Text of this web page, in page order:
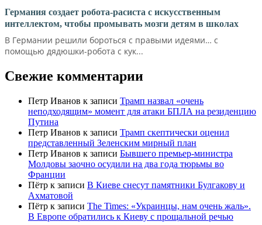
Германия создает робота-расиста с искусственным
интеллектом, чтобы промывать мозги детям в школах
В Германии решили бороться с правыми идеями… с
помощью дядюшки-робота с кук...
Свежие комментарии
Петр Иванов к записи Трамп назвал «очень
неподходящим» момент для атаки БПЛА на резиденцию
Путина
Петр Иванов к записи Трамп скептически оценил
представленный Зеленским мирный план
Петр Иванов к записи Бывшего премьер-министра
Молдовы заочно осудили на два года тюрьмы во
Франции
Пётр к записи В Киеве снесут памятники Булгакову и
Ахматовой
Пётр к записи Тhe Times: «Украинцы, нам очень жаль».
В Европе обратились к Киеву с прощальной речью